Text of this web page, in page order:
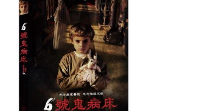
期
凸
槌
中
(When
mom
is
away…